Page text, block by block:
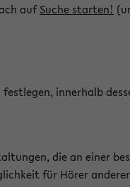
aufSuche starten!
innerhalb
die an einer
für Hörer